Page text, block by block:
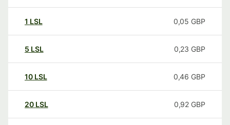
1 LSL 0,05 GBP
5 LSL 0,23 GBP
10 LSL 0,46 GBP
20 LSL 0,92 GBP